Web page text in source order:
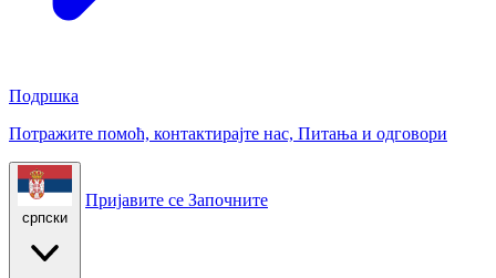
Подршка
Потражите помоћ, контактирајте нас, Питања и одговори
српски
Пријавите се Започните